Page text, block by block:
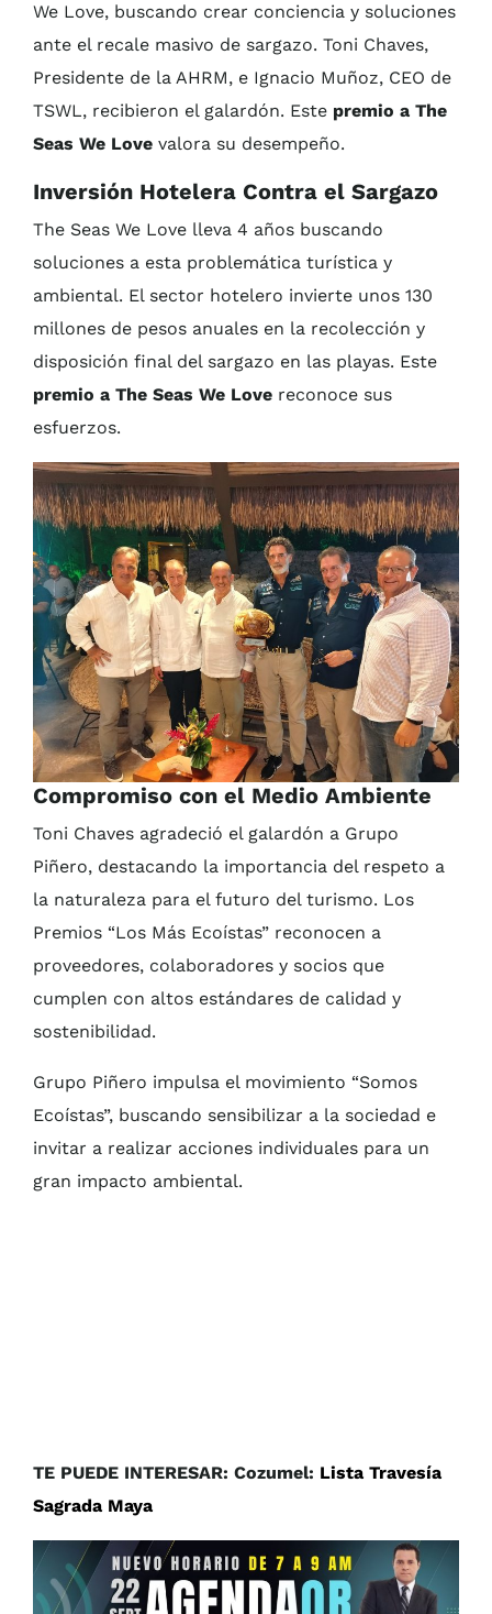
We Love, buscando crear conciencia y soluciones
ante el recale masivo de sargazo. Toni Chaves,
Presidente de la AHRM, e Ignacio Muñoz, CEO de
TSWL, recibieron el galardón. Este premio a The
Seas We Love valora su desempeño.
Inversión Hotelera Contra el Sargazo
The Seas We Love lleva 4 años buscando
soluciones a esta problemática turística y
ambiental. El sector hotelero invierte unos 130
millones de pesos anuales en la recolección y
disposición final del sargazo en las playas. Este
premio a The Seas We Love reconoce sus
esfuerzos.
Compromiso con el Medio Ambiente
Toni Chaves agradeció el galardón a Grupo
Piñero, destacando la importancia del respeto a
la naturaleza para el futuro del turismo. Los
Premios “Los Más Ecoístas” reconocen a
proveedores, colaboradores y socios que
cumplen con altos estándares de calidad y
sostenibilidad.
Grupo Piñero impulsa el movimiento “Somos
Ecoístas”, buscando sensibilizar a la sociedad e
invitar a realizar acciones individuales para un
gran impacto ambiental.
TE PUEDE INTERESAR: Cozumel: Lista Travesía
Sagrada Maya